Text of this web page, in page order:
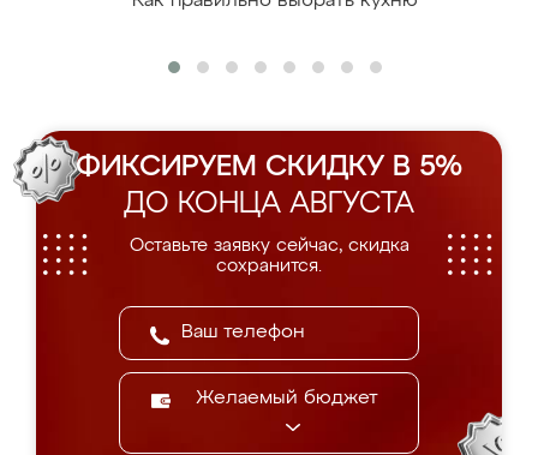
ФИКСИРУЕМ СКИДКУ В 5%
ДО КОНЦА АВГУСТА
Оставьте заявку сейчас, скидка
сохранится.
Желаемый бюджет